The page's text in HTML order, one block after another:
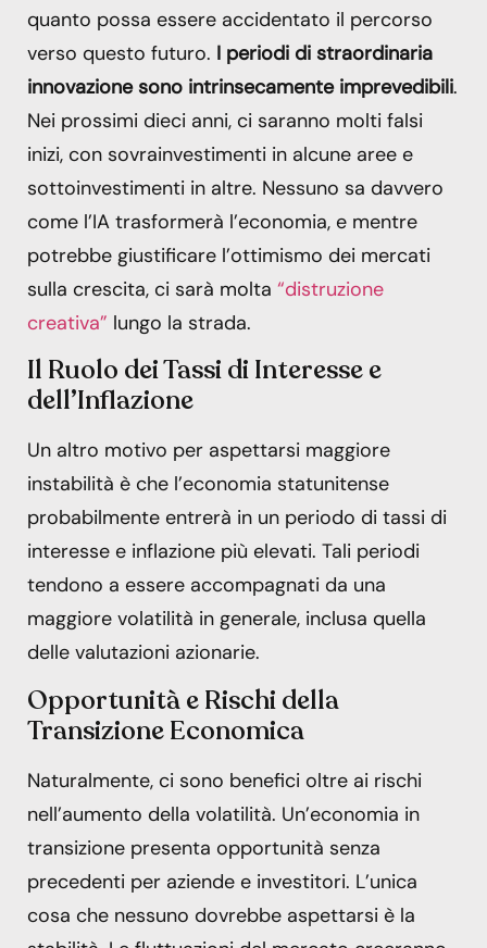
quanto possa essere accidentato il percorso
verso questo futuro. I periodi di straordinaria
innovazione sono intrinsecamente imprevedibili.
Nei prossimi dieci anni, ci saranno molti falsi
inizi, con sovrainvestimenti in alcune aree e
sottoinvestimenti in altre. Nessuno sa davvero
come l’IA trasformerà l’economia, e mentre
potrebbe giustificare l’ottimismo dei mercati
sulla crescita, ci sarà molta “distruzione
creativa” lungo la strada.
Il Ruolo dei Tassi di Interesse e
dell’Inflazione
Un altro motivo per aspettarsi maggiore
instabilità è che l’economia statunitense
probabilmente entrerà in un periodo di tassi di
interesse e inflazione più elevati. Tali periodi
tendono a essere accompagnati da una
maggiore volatilità in generale, inclusa quella
delle valutazioni azionarie.
Opportunità e Rischi della
Transizione Economica
Naturalmente, ci sono benefici oltre ai rischi
nell’aumento della volatilità. Un’economia in
transizione presenta opportunità senza
precedenti per aziende e investitori. L’unica
cosa che nessuno dovrebbe aspettarsi è la